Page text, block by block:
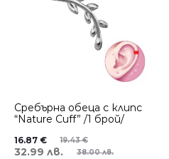
Сребърнa oбеца с клипс
“Nature Cuff” /1 брой/
19.43€
16.87 €
38.00 лв.
32.99 лв.